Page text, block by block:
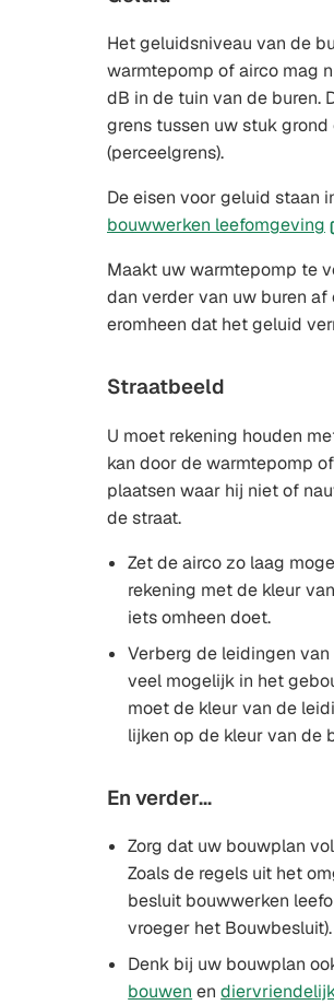
Het geluidsniveau van de
warmtepomp of airco mag
dB in de tuin van de buren.
grens tussen uw stuk
(perceelgrens).
De eisen voor geluid staan
bouwwerken leefomgeving
Maakt uw warmtepomp te
dan verder van uw buren
eromheen dat het geluid
Straatbeeld
U moet rekening houden
kan door de warmtepomp
plaatsen waar hij niet of
de straat.
Zet de airco zo laag
rekening met de kleur
iets omheen doet.
Verberg de leidingen
veel mogelijk in het
moet de kleur van de
lijken op de kleur van de
En verder...
Zorg dat uw bouwplan
Zoals de regels uit het
besluit bouwwerken
vroeger het Bouwbesluit).
Denk bij uw bouwplan
bouwen en